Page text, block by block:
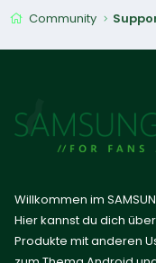
Community
Willkommen im
Hier kannst du dich
Produkte mit anderen